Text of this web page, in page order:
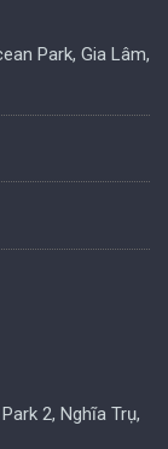
Park, Gia Lâm,
2, Nghĩa Trụ,